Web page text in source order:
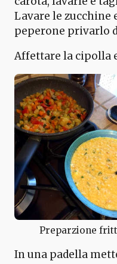
Lavare le
peperone privarlo
Affettare la cipolla
Preparzione
In una padella